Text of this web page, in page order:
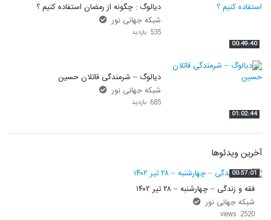
00:49:40
دیالوگ : چگونه از رمضان استفاده کنیم ؟
شبکه جهانی نور
535 بازدید
01:02:44
دیالوگ – شرمندگی قاتلان حسین
شبکه جهانی نور
685 بازدید
آخرین ویدئوها
00:57:01
فقه و زندگی – چهارشنبه – ۲۸ تیر ۱۴۰۲
شبکه جهانی نور
2520 views